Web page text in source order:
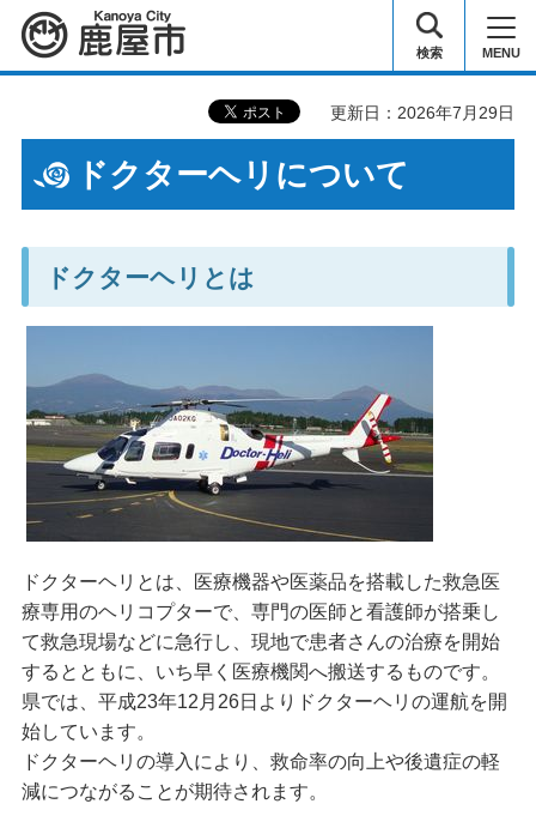
鹿屋市 検索 MENU
更新日：2026年7月29日
ドクターヘリについて
ドクターヘリとは
ドクターヘリとは、医療機器や医薬品を搭載した救急医
療専用のヘリコプターで、専門の医師と看護師が搭乗し
て救急現場などに急行し、現地で患者さんの治療を開始
するとともに、いち早く医療機関へ搬送するものです。
県では、平成23年12月26日よりドクターヘリの運航を開
始しています。
ドクターヘリの導入により、救命率の向上や後遺症の軽
減につながることが期待されます。